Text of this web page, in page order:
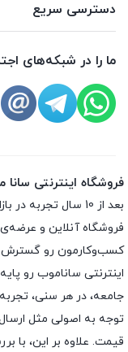
دسترسی سریع
ما را در شبکه‌های
فروشگاه اینترنتی سانا
بعد از 10 سال
فروشگاه آنلاین و
اینترنتی ساناموب رو
جامعه، در هر سنی،
توجه به اصولی مثل
قیمت. علاوه بر این، با